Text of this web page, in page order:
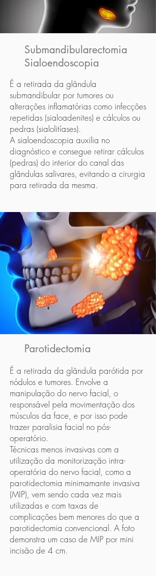
Submandibularectomia
Sialoendoscopia
É a retirada da glândula
submandibular por tumores ou
alterações inflamatórias como infecções
repetidas (sialoadenites) e cálculos ou
pedras (sialolitíases).
A sialoendoscopia auxilia no
diagnóstico e consegue retirar cálculos
(pedras) do interior do canal das
glândulas salivares, evitando a cirurgia
para retirada da mesma.
Parotidectomia
É a retirada da glândula parótida por
nódulos e tumores. Envolve a
manipulação do nervo facial, o
responsável pela movimentação dos
músculos da face, e por isso pode
trazer paralisia facial no pós-
operatório.
Técnicas menos invasivas com a
utilização da monitorização intra-
operatória do nervo facial, como a
parotidectomia minimamante invasiva
(MIP), vem sendo cada vez mais
utilizadas e com taxas de
complicações bem menores do que a
parotidectomia convencional. A foto
demonstra um caso de MIP por mini
incisão de 4 cm.